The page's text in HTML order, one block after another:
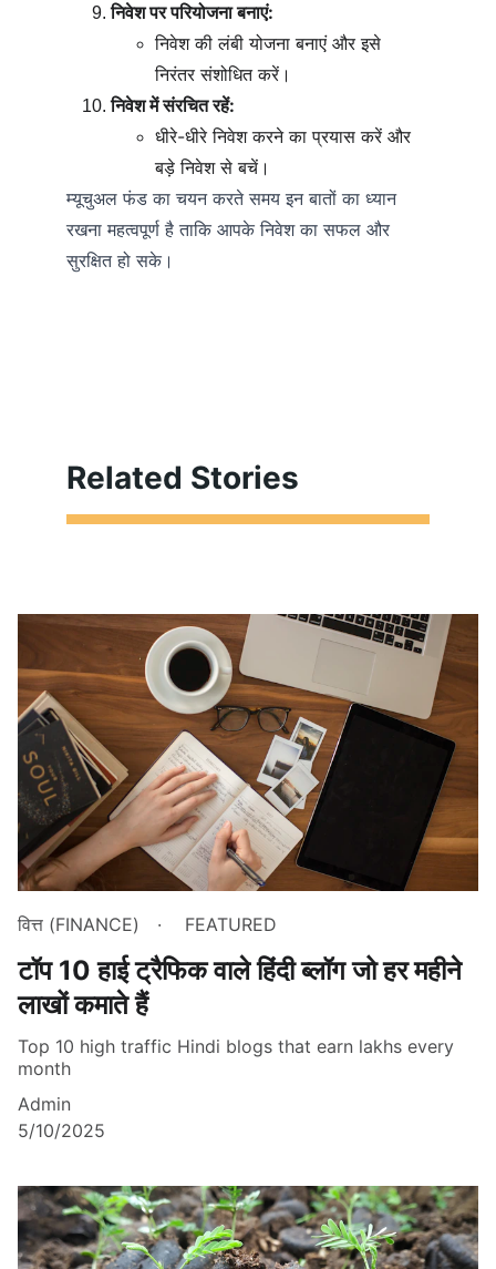
निवेश पर परियोजना बनाएं:
निवेश की लंबी योजना बनाएं और इसे
निरंतर संशोधित करें।
निवेश में संरचित रहें:
धीरे-धीरे निवेश करने का प्रयास करें और
बड़े निवेश से बचें।
म्यूचुअल फंड का चयन करते समय इन बातों का ध्यान
रखना महत्वपूर्ण है ताकि आपके निवेश का सफल और
सुरक्षित हो सके।
Related Stories
वित्त (FINANCE) FEATURED
टॉप 10 हाई ट्रैफिक वाले हिंदी ब्लॉग जो हर महीने
लाखों कमाते हैं
Top 10 high traffic Hindi blogs that earn lakhs every
month
Admin
5/10/2025